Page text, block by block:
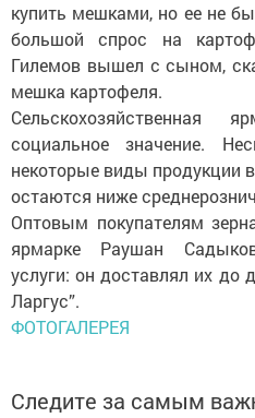
купить мешками, но ее не
большой спрос на
Гилемов вышел с сыном,
мешка картофеля.
Сельскохозяйственная
социальное значение.
некоторые виды продукции
остаются ниже
Оптовым покупателям
ярмарке Раушан
услуги: он доставлял их
Ларгус”.
ФОТОГАЛЕРЕЯ
Следите за самым